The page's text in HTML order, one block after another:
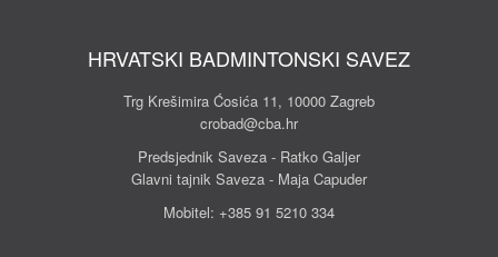
HRVATSKI BADMINTONSKI SAVEZ
Trg Krešimira Ćosića 11, 10000 Zagreb
crobad@cba.hr
Predsjednik Saveza - Ratko Galjer
Glavni tajnik Saveza - Maja Capuder
Mobitel: +385 91 5210 334